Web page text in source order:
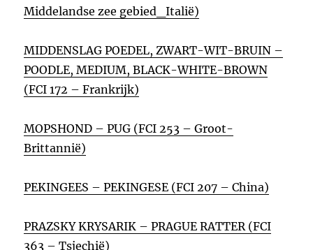
Middelandse zee gebied_Italië)
MIDDENSLAG POEDEL, ZWART-WIT-BRUIN –
POODLE, MEDIUM, BLACK-WHITE-BROWN
(FCI 172 – Frankrijk)
MOPSHOND – PUG (FCI 253 – Groot-
Brittannië)
PEKINGEES – PEKINGESE (FCI 207 – China)
PRAZSKY KRYSARIK – PRAGUE RATTER (FCI
363 – Tsjechië)